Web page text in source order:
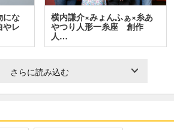
にな
レ
横内謙介×みょんふぁ×糸あ
やつり人形一糸座 創作
人…
さらに読み込む